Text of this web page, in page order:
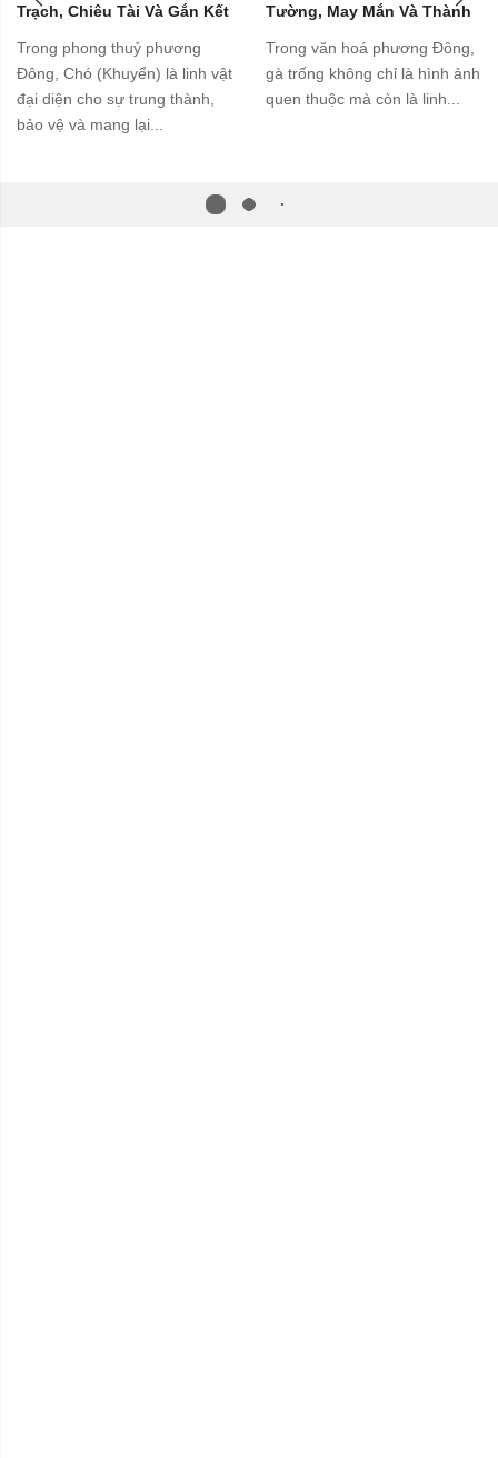
Trạch, Chiêu Tài Và Gắn Kết
Trong phong thuỷ phương
Đông, Chó (Khuyển) là linh vật
đại diện cho sự trung thành,
bảo vệ và mang lại...
Tường, May Mắn Và Thành
Trong văn hoá phương Đông,
gà trống không chỉ là hình ảnh
quen thuộc mà còn là linh...